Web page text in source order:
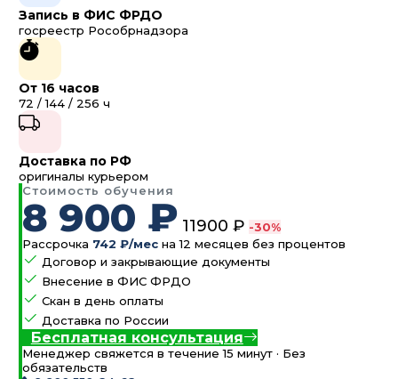
Запись в ФИС ФРДО
госреестр Рособрнадзора
От 16 часов
72 / 144 / 256 ч
Доставка по РФ
оригиналы курьером
Стоимость обучения
8 900 ₽ 11900 ₽ -30%
Рассрочка 742 ₽/мес на 12 месяцев без процентов
Договор и закрывающие документы
Внесение в ФИС ФРДО
Скан в день оплаты
Доставка по России
Бесплатная консультация
Менеджер свяжется в течение 15 минут · Без
обязательств